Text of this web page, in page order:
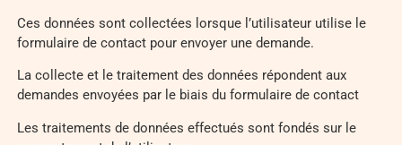
Ces données sont collectées lorsque l’utilisateur utilise le
formulaire de contact pour envoyer une demande.
La collecte et le traitement des données répondent aux
demandes envoyées par le biais du formulaire de contact
Les traitements de données effectués sont fondés sur le